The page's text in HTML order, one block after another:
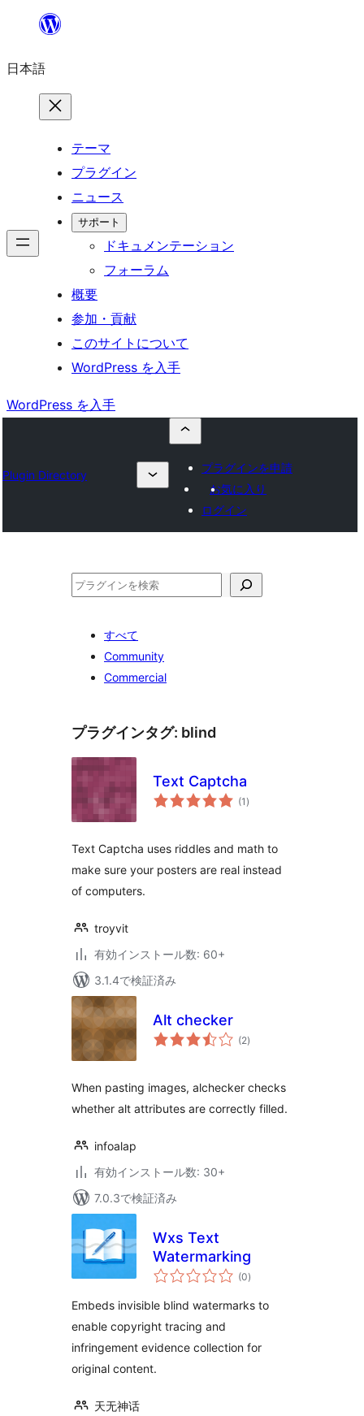
を
日本語
テーマ
プラグイン
ニュース
サポート
ドキュメンテーション
フォーラム
概要
参加・貢献
このサイトについて
WordPress を入手
WordPress を入手
Plugin Directory
プラグインを申請
お気に入り
ログイン
検
すべて
Community
Commercial
プラグインタグ: blind
Text Captcha
(1 個
の)
Text Captcha uses riddles and math to
make sure your posters are real instead
of computers.
troyvit
有効インストール数: 60+
3.1.4で検証済み
Alt checker
(2個
の)
When pasting images, alchecker checks
whether alt attributes are correctly filled.
infoalap
有効インストール数: 30+
7.0.3で検証済み
Wxs Text
Watermarking
(0個
の
価
)
Embeds invisible blind watermarks to
enable copyright tracing and
infringement evidence collection for
original content.
天无神话